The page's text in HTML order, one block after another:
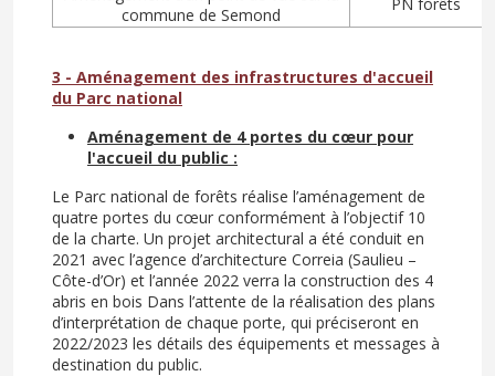
commune de Semond
3 - Aménagement des infrastructures d'accueil
du Parc national
Aménagement de 4 portes du cœur pour
l'accueil du public :
Le Parc national de forêts réalise l’aménagement de
quatre portes du cœur conformément à l’objectif 10
de la charte. Un projet architectural a été conduit en
2021 avec l’agence d’architecture Correia (Saulieu –
Côte-d’Or) et l’année 2022 verra la construction des 4
abris en bois Dans l’attente de la réalisation des plans
d’interprétation de chaque porte, qui préciseront en
2022/2023 les détails des équipements et messages à
destination du public.